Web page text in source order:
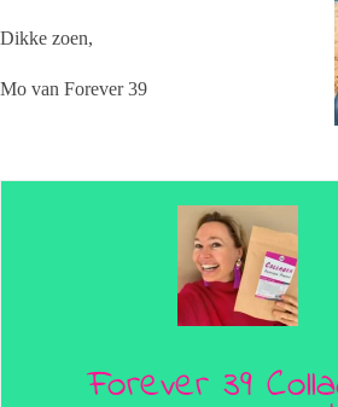
Dikke zoen,
Mo van Forever 39
Forever 39